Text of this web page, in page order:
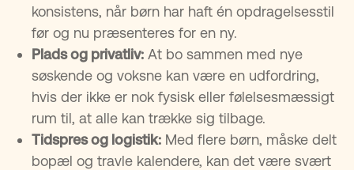
konsistens, når børn har haft én opdragelsesstil
før og nu præsenteres for en ny.
Plads og privatliv: At bo sammen med nye
søskende og voksne kan være en udfordring,
hvis der ikke er nok fysisk eller følelsesmæssigt
rum til, at alle kan trække sig tilbage.
Tidspres og logistik: Med flere børn, måske delt
bopæl og travle kalendere, kan det være svært